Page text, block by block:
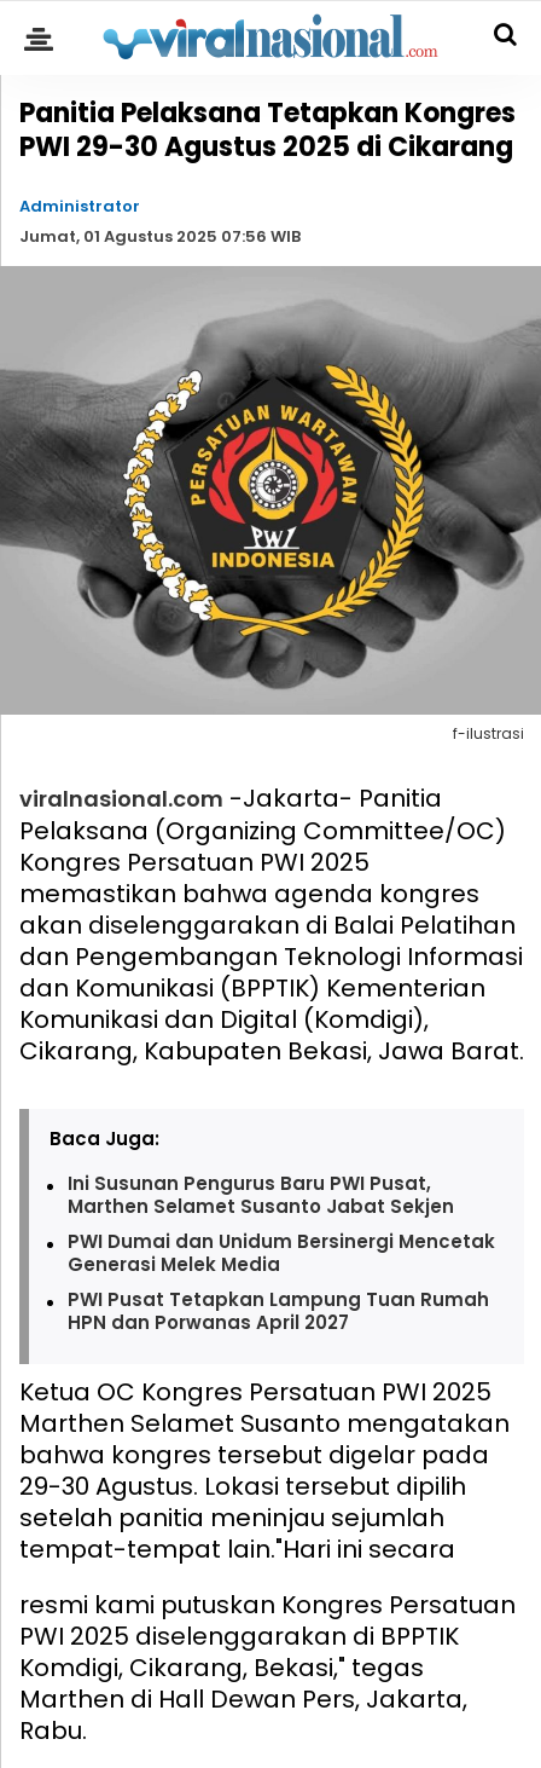
Panitia Pelaksana Tetapkan Kongres
PWI 29-30 Agustus 2025 di Cikarang
Administrator
Jumat, 01 Agustus 2025 07:56 WIB
f-ilustrasi
viralnasional.com -Jakarta- Panitia
Pelaksana (Organizing Committee/OC)
Kongres Persatuan PWI 2025
memastikan bahwa agenda kongres
akan diselenggarakan di Balai Pelatihan
dan Pengembangan Teknologi Informasi
dan Komunikasi (BPPTIK) Kementerian
Komunikasi dan Digital (Komdigi),
Cikarang, Kabupaten Bekasi, Jawa Barat.
Baca Juga:
Ini Susunan Pengurus Baru PWI Pusat,
Marthen Selamet Susanto Jabat Sekjen
PWI Dumai dan Unidum Bersinergi Mencetak
Generasi Melek Media
PWI Pusat Tetapkan Lampung Tuan Rumah
HPN dan Porwanas April 2027
Ketua OC Kongres Persatuan PWI 2025
Marthen Selamet Susanto mengatakan
bahwa kongres tersebut digelar pada
29-30 Agustus. Lokasi tersebut dipilih
setelah panitia meninjau sejumlah
tempat-tempat lain."Hari ini secara
resmi kami putuskan Kongres Persatuan
PWI 2025 diselenggarakan di BPPTIK
Komdigi, Cikarang, Bekasi," tegas
Marthen di Hall Dewan Pers, Jakarta,
Rabu.